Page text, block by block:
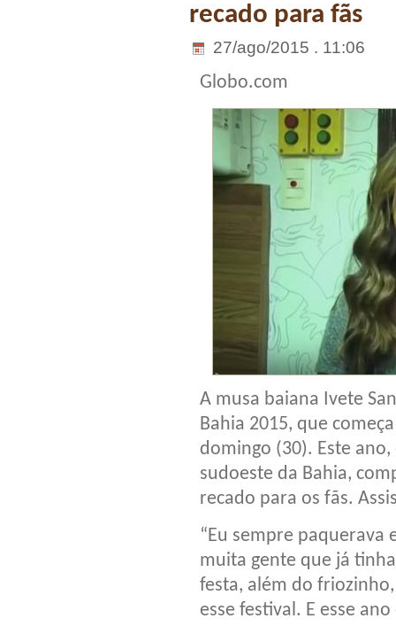
recado para fãs
27/ago/2015 . 11:06
Globo.com
A musa baiana Ivete
Bahia 2015, que
domingo (30). Este
sudoeste da Bahia,
recado para os fãs.
“Eu sempre paquerava
muita gente que já
festa, além do
esse festival. E esse